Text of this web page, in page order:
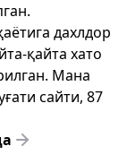
дахлдор
қайта хато
Мана
сайти, 87